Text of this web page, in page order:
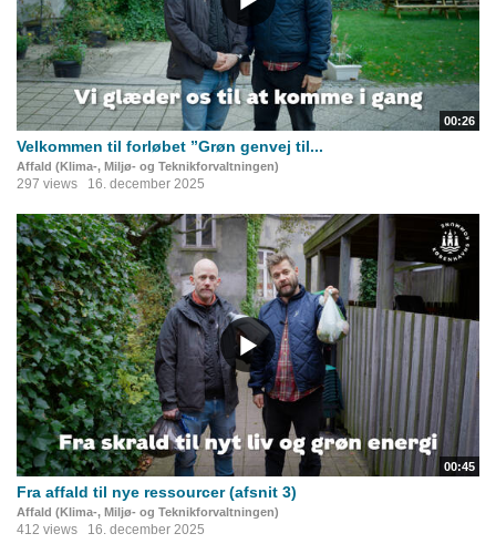
00:26
Velkommen til forløbet ”Grøn genvej til...
Affald (Klima-, Miljø- og Teknikforvaltningen)
297 views 16. december 2025
00:45
Fra affald til nye ressourcer (afsnit 3)
Affald (Klima-, Miljø- og Teknikforvaltningen)
412 views 16. december 2025